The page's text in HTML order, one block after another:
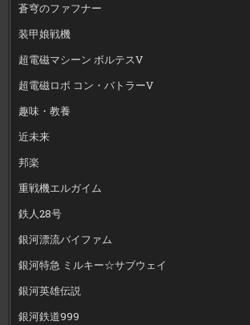
蒼穹のファフナー
装甲娘戦機
超電磁マシーン ボルテスV
超電磁ロボ コン・バトラーV
趣味・教養
近未来
邦楽
重戦機エルガイム
鉄人28号
銀河漂流バイファム
銀河特急 ミルキー☆サブウェイ
銀河英雄伝説
銀河鉄道999